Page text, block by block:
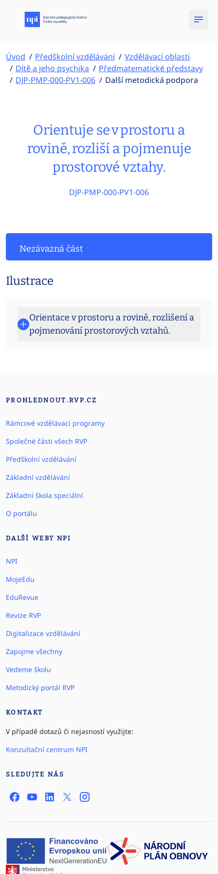
Úvod Předškolní vzdělávání
Vzdělávací oblasti
Dítě a jeho psychika
Předmatematické představy
DJP-PMP-000-PV1-006
Další metodická podpora
Orientuje se v prostoru a
rovině, rozliší a pojmenuje
prostorové vztahy.
DJP-PMP-000-PV1-006
Nezávazná část
Ilustrace
Orientace v prostoru a rovině, rozlišení a
pojmenování prostorových vztahů.
PROHLEDNOUT.RVP.CZ
Rámcové vzdělávací programy
Společné části všech RVP
Předškolní vzdělávání
Základní vzdělávání
Základní škola speciální
O portálu
DALŠÍ WEBY NPI
NPI
MojeEdu
EduRevue
Revize RVP
Digitalizace vzdělávání
Zapojme všechny
Vedeme školu
Metodický portál RVP
KONTAKT
V případě dotazů či nejasností využijte:
Konzultační centrum NPI
SLEDUJTE NÁS